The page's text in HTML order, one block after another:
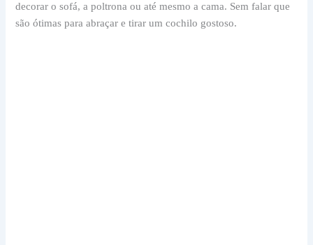
decorar o sofá, a poltrona ou até mesmo a cama. Sem falar que
são ótimas para abraçar e tirar um cochilo gostoso.